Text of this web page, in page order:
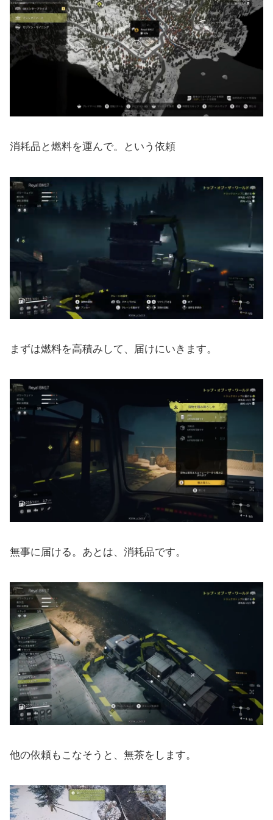
消耗品と燃料を運んで。という依頼
まずは燃料を高積みして、届けにいきます。
無事に届ける。あとは、消耗品です。
他の依頼もこなそうと、無茶をします。